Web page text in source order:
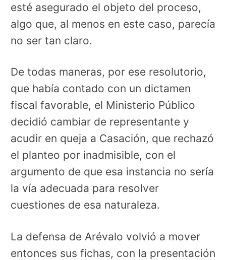
esté asegurado el objeto del proceso,
algo que, al menos en este caso, parecía
no ser tan claro.
De todas maneras, por ese resolutorio,
que había contado con un dictamen
fiscal favorable, el Ministerio Público
decidió cambiar de representante y
acudir en queja a Casación, que rechazó
el planteo por inadmisible, con el
argumento de que esa instancia no sería
la vía adecuada para resolver
cuestiones de esa naturaleza.
La defensa de Arévalo volvió a mover
entonces sus fichas, con la presentación